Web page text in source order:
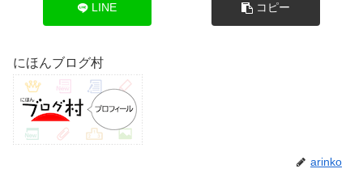
LINE コピー
にほんブログ村
arinko